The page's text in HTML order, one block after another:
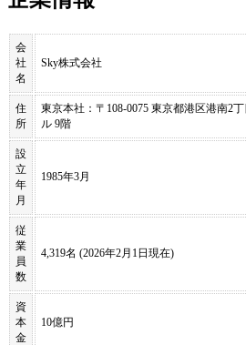
会
社
名
Sky株式会社
住
所
東京本社：〒108-0075 東京都港区港南2
ル 9階
設
立
年
月
1985年3月
従
業
員
数
4,319名 (2026年2月1日現在)
資
本
金
10億円